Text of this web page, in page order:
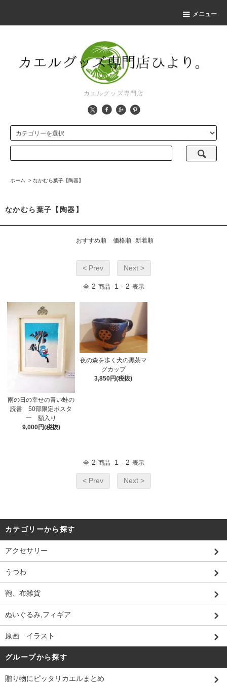
メニュー
カエルグッズ専門店
ホーム > なかむら葉子【陶器】
なかむら葉子【陶器】
おすすめ順 価格順 新着順
< Prev Next >
全 2 商品 1 - 2 表示
雨の日の幸せの青い蛙の
読書 50部限定ポスタ
ー 額入り
9,000円(税抜)
夜の森を歩く犬の黒茶マ
グカップ
3,850円(税抜)
全 2 商品 1 - 2 表示
< Prev Next >
カテゴリーから探す
アクセサリー
うつわ
鞄、布雑貨
ぬいぐるみ,フィギア
原画 イラスト
グループから探す
贈り物にピッタリカエルまとめ